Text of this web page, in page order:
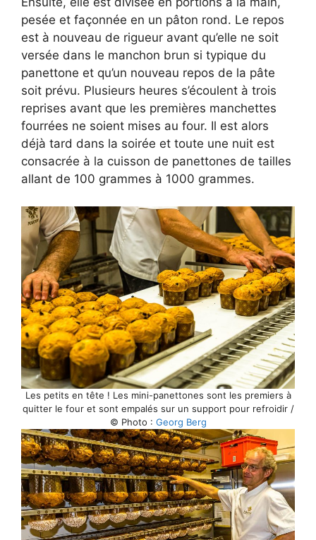
pesée et façonnée en un pâton rond. Le repos
est à nouveau de rigueur avant qu’elle ne soit
versée dans le manchon brun si typique du
panettone et qu’un nouveau repos de la pâte
soit prévu. Plusieurs heures s’écoulent à trois
reprises avant que les premières manchettes
fourrées ne soient mises au four. Il est alors
déjà tard dans la soirée et toute une nuit est
consacrée à la cuisson de panettones de tailles
allant de 100 grammes à 1000 grammes.
Les petits en tête ! Les mini-panettones sont les premiers à
quitter le four et sont empalés sur un support pour refroidir /
© Photo : Georg Berg